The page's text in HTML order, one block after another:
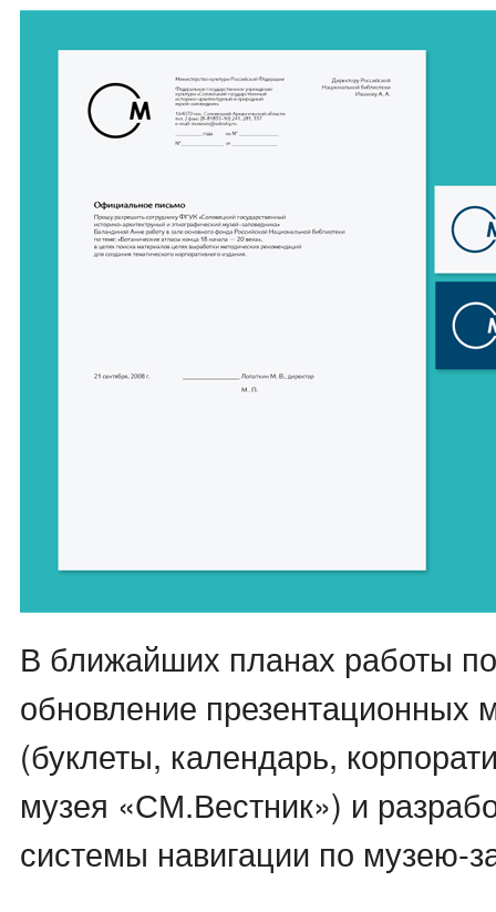
В ближайших планах работы
обновление презентационных
(буклеты, календарь,
музея «СМ.Вестник») и
системы навигации по музею-